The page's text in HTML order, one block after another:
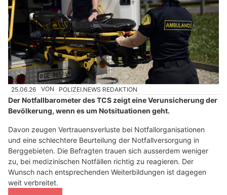
25.06.26 VON POLIZEI.NEWS REDAKTION
Der Notfallbarometer des TCS zeigt eine Verunsicherung der
Bevölkerung, wenn es um Notsituationen geht.
Davon zeugen Vertrauensverluste bei Notfallorganisationen
und eine schlechtere Beurteilung der Notfallversorgung in
Berggebieten. Die Befragten trauen sich ausserdem weniger
zu, bei medizinischen Notfällen richtig zu reagieren. Der
Wunsch nach entsprechenden Weiterbildungen ist dagegen
weit verbreitet.